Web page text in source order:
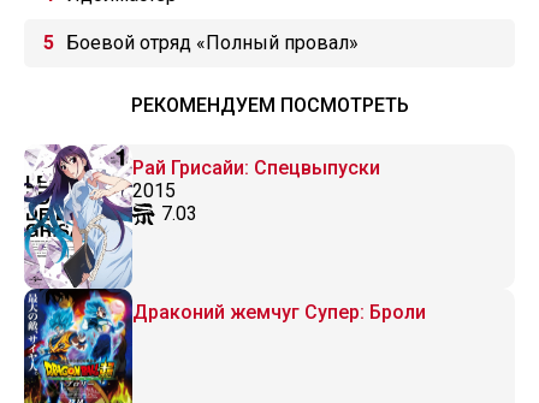
Боевой отряд «Полный провал»
РЕКОМЕНДУЕМ ПОСМОТРЕТЬ
Рай Грисайи: Спецвыпуски
2015
7.03
Драконий жемчуг Супер: Броли